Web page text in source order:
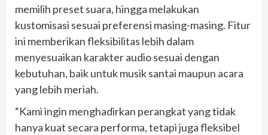
memilih preset suara, hingga melakukan
kustomisasi sesuai preferensi masing-masing. Fitur
ini memberikan fleksibilitas lebih dalam
menyesuaikan karakter audio sesuai dengan
kebutuhan, baik untuk musik santai maupun acara
yang lebih meriah.
“Kami ingin menghadirkan perangkat yang tidak
hanya kuat secara performa, tetapi juga fleksibel